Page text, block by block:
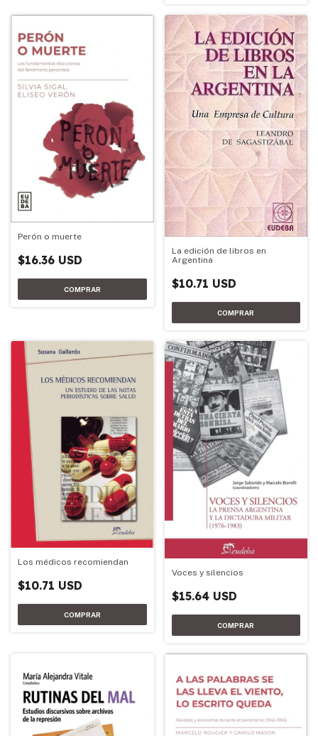
Perón o muerte
$16.36 USD
La edición de libros en
Argentina
$10.71 USD
Los médicos recomiendan
$10.71 USD
Voces y silencios
$15.64 USD